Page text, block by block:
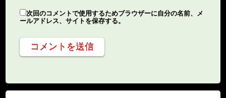
次回のコメントで使用するためブラウザーに自分の名前、メ
ールアドレス、サイトを保存する。